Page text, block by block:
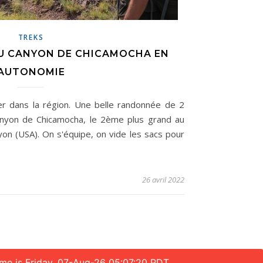
TREKS
CANYON DE CHICAMOCHA EN
dans la région. Une belle randonnée de 2
de Chicamocha, le 2ème plus grand au
(USA). On s'équipe, on vide les sacs pour
26 avril 2022